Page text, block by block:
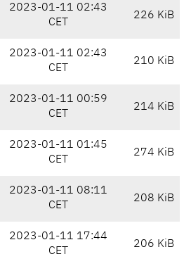
2023-01-11 02:43
CET
226 KiB
2023-01-11 02:43
CET
210 KiB
2023-01-11 00:59
CET
214 KiB
2023-01-11 01:45
CET
274 KiB
2023-01-11 08:11
CET
208 KiB
2023-01-11 17:44
CET
206 KiB